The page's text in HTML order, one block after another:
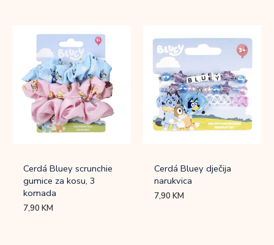
Cerdá Bluey scrunchie
gumice za kosu, 3
komada
7,90KM
Cerdá Bluey dječija
narukvica
7,90KM